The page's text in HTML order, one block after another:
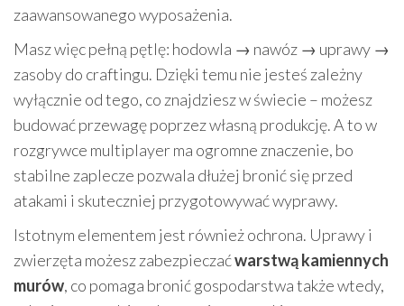
zaawansowanego wyposażenia.
Masz więc pełną pętlę: hodowla → nawóz → uprawy →
zasoby do craftingu. Dzięki temu nie jesteś zależny
wyłącznie od tego, co znajdziesz w świecie – możesz
budować przewagę poprzez własną produkcję. A to w
rozgrywce multiplayer ma ogromne znaczenie, bo
stabilne zaplecze pozwala dłużej bronić się przed
atakami i skuteczniej przygotowywać wyprawy.
Istotnym elementem jest również ochrona. Uprawy i
zwierzęta możesz zabezpieczaćwarstwą kamiennych
murów, co pomaga bronić gospodarstwa także wtedy,